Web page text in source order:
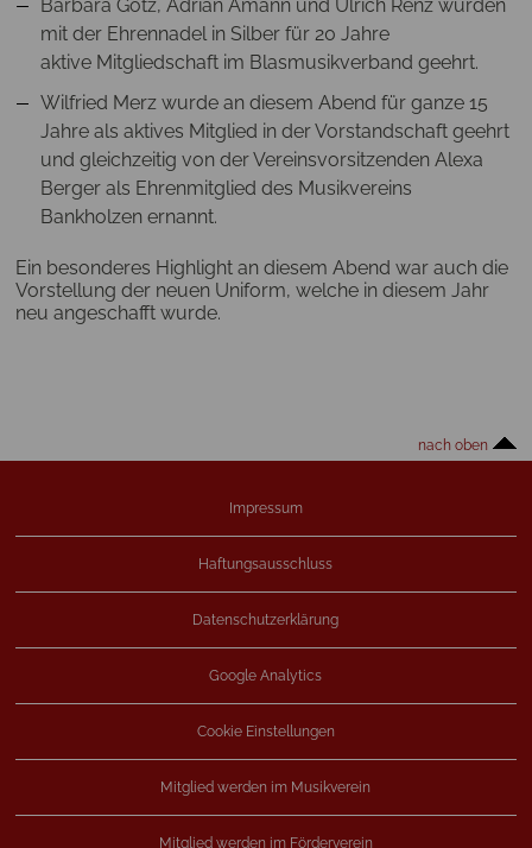
Barbara Götz, Adrian Amann und Ulrich Renz wurden
mit der Ehrennadel in Silber für 20 Jahre
aktive Mitgliedschaft im Blasmusikverband geehrt.
Wilfried Merz wurde an diesem Abend für ganze 15
Jahre als aktives Mitglied in der Vorstandschaft geehrt
und gleichzeitig von der Vereinsvorsitzenden Alexa
Berger als Ehrenmitglied des Musikvereins
Bankholzen ernannt.
Ein besonderes Highlight an diesem Abend war auch die
Vorstellung der neuen Uniform, welche in diesem Jahr
neu angeschafft wurde.
nach oben
Impressum
Haftungsausschluss
Datenschutzerklärung
Google Analytics
Cookie Einstellungen
Mitglied werden im Musikverein
Mitglied werden im Förderverein